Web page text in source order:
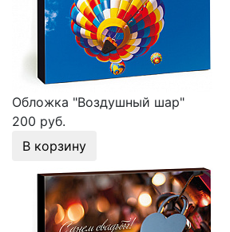
Обложка "Воздушный шар"
200 руб.
В корзину